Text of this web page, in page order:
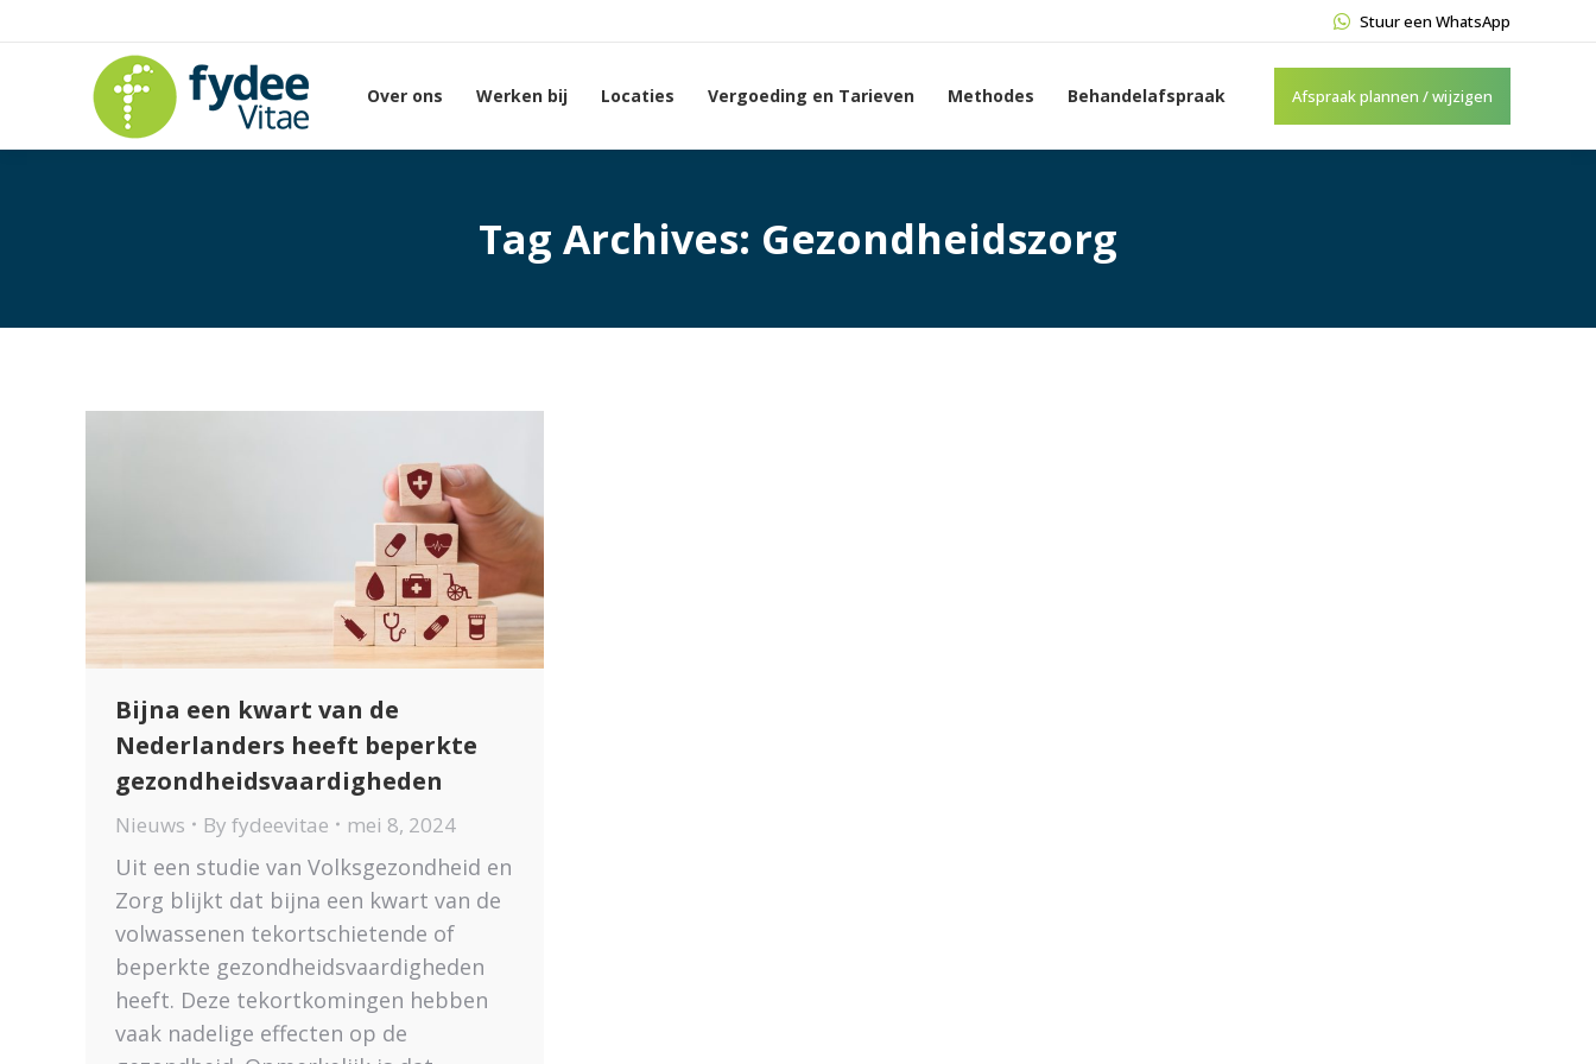
Stuur een WhatsApp
Over ons Werken bij Locaties Vergoeding en Tarieven Methodes Behandelafspraak Afspraak plannen / wijzigen
Tag Archives: Gezondheidszorg
Bijna een kwart van de
Nederlanders heeft beperkte
gezondheidsvaardigheden
Nieuws By fydeevitae mei 8, 2024
Uit een studie van Volksgezondheid en
Zorg blijkt dat bijna een kwart van de
volwassenen tekortschietende of
beperkte gezondheidsvaardigheden
heeft. Deze tekortkomingen hebben
vaak nadelige effecten op de